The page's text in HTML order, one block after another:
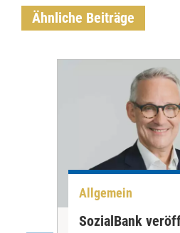
Ähnliche Beiträge
Allgemein
SozialBank